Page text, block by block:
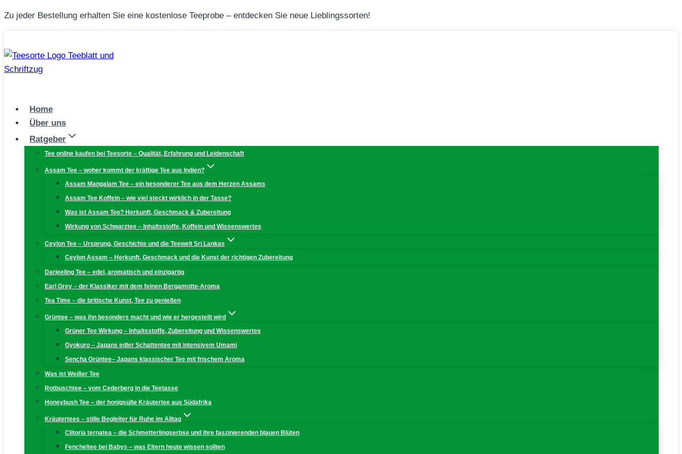
Zum
Zu jeder Bestellung erhalten Sie eine kostenlose Teeprobe – entdecken Sie neue Lieblingssorten!
Home
Über uns
Ratgeber
Tee online kaufen bei Teesorte – Qualität, Erfahrung und Leidenschaft
Assam Tee – woher kommt der kräftige Tee aus Indien?
Assam Mangalam Tee – ein besonderer Tee aus dem Herzen Assams
Assam Tee Koffein – wie viel steckt wirklich in der Tasse?
Was ist Assam Tee? Herkunft, Geschmack & Zubereitung
Wirkung von Schwarztee – Inhaltsstoffe, Koffein und Wissenswertes
Ceylon Tee – Ursprung, Geschichte und die Teewelt Sri Lankas
Ceylon Assam – Herkunft, Geschmack und die Kunst der richtigen Zubereitung
Darjeeling Tee – edel, aromatisch und einzigartig
Earl Grey – der Klassiker mit dem feinen Bergamotte-Aroma
Tea Time – die britische Kunst, Tee zu genießen
Grüntee – was ihn besonders macht und wie er hergestellt wird
Grüner Tee Wirkung – Inhaltsstoffe, Zubereitung und Wissenswertes
Gyokuro – Japans edler Schattentee mit intensivem Umami
Sencha Grüntee– Japans klassischer Tee mit frischem Aroma
Was ist Weißer Tee
Rotbuschtee – vom Cederberg in die Teetasse
Honeybush Tee – der honigsüße Kräutertee aus Südafrika
Kräutertees – stille Begleiter für Ruhe im Alltag
Clitoria ternatea – die Schmetterlingserbse und ihre faszinierenden blauen Blüten
Fencheltee bei Babys – was Eltern heute wissen sollten